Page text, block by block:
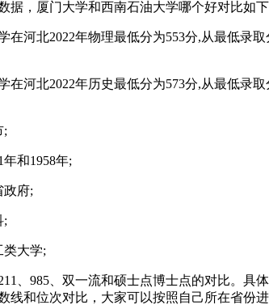
，厦门大学和西南石油大学哪个好对比如下
河北2022年物理最低分为553分,从最低录取
河北2022年历史最低分为573分,从最低录取
;
和1958年;
政府;
;
类大学;
、985、双一流和硕士点博士点的对比。
和位次对比，大家可以按照自己所在省份进